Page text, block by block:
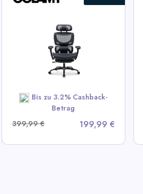
Bis zu 3.2% Cashback-
Betrag
399,99 €
199,99 €
Ergonomischer
Mittelrücken-Netz-
Bürostuhl
View All Colamy Deals
SHOP NOW